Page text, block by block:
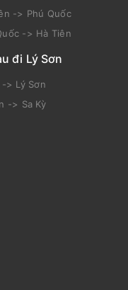
-> Phú Quốc
-> Hà Tiên
đi Lý Sơn
-> Lý Sơn
-> Sa Kỳ